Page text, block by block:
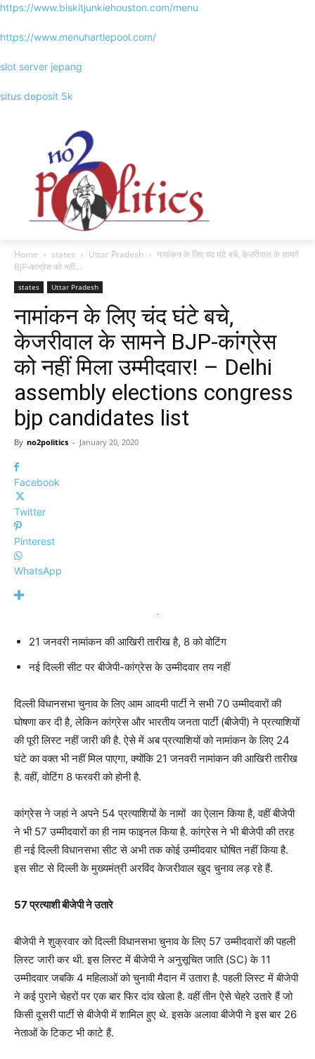
https://www.biskitjunkiehouston.com/menu
https://www.menuhartlepool.com/
slot server jepang
situs deposit 5k
Home states Uttar Pradesh
नामांकन के लिए चंद घंटे बचे, केजरीवाल के सामने
BJP-कांग्रेस को नहीं...
states Uttar Pradesh
नामांकन के लिए चंद घंटे बचे,
केजरीवाल के सामने BJP-कांग्रेस
को नहीं मिला उम्मीदवार! – Delhi
assembly elections congress
bjp candidates list
By no2politics - January 20, 2020
Facebook
Twitter
Pinterest
WhatsApp
21 जनवरी नामांकन की आखिरी तारीख है, 8 को वोटिंग
नई दिल्ली सीट पर बीजेपी-कांग्रेस के उम्मीदवार तय नहीं
दिल्ली विधानसभा चुनाव के लिए आम आदमी पार्टी ने सभी 70 उम्मीदवारों की
घोषणा कर दी है, लेकिन कांग्रेस और भारतीय जनता पार्टी (बीजेपी) ने प्रत्याशियों
की पूरी लिस्ट नहीं जारी की है. ऐसे में अब प्रत्याशियों को नामांकन के लिए 24
घंटे का वक्त भी नहीं मिल पाएगा, क्योंकि 21 जनवरी नामांकन की आखिरी तारीख
है. वहीं, वोटिंग 8 फरवरी को होनी है.
कांग्रेस ने जहां ने अपने 54 प्रत्याशियों के नामों का ऐलान किया है, वहीं बीजेपी
ने भी 57 उम्मीदवारों का ही नाम फाइनल किया है. कांग्रेस ने भी बीजेपी की तरह
ही नई दिल्ली विधानसभा सीट से अभी तक कोई उम्मीदवार घोषित नहीं किया है.
इस सीट से दिल्ली के मुख्यमंत्री अरविंद केजरीवाल खुद चुनाव लड़ रहे हैं.
57 प्रत्याशी बीजेपी ने उतारे
बीजेपी ने शुक्रवार को दिल्ली विधानसभा चुनाव के लिए 57 उम्मीदवारों की पहली
लिस्ट जारी कर थी. इस लिस्ट में बीजेपी ने अनुसूचित जाति (SC) के 11
उम्मीदवार जबकि 4 महिलाओं को चुनावी मैदान में उतारा है. पहली लिस्ट में बीजेपी
ने कई पुराने चेहरों पर एक बार फिर दांव खेला है. वहीं तीन ऐसे चेहरे उतारे हैं जो
किसी दूसरी पार्टी से बीजेपी में शामिल हुए थे. इसके अलावा बीजेपी ने इस बार 26
नेताओं के टिकट भी काटे हैं.